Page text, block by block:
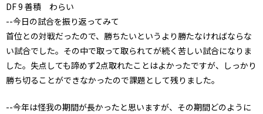
DF 9 善積 わらい
--今日の試合を振り返ってみて
首位との対戦だったので、勝ちたいというより勝たなければならな
い試合でした。その中で取って取られてが続く苦しい試合になりま
した。失点しても諦めず2点取れたことはよかったですが、しっかり
勝ち切ることができなかったので課題として残りました。
--今年は怪我の期間が長かったと思いますが、その期間どのように